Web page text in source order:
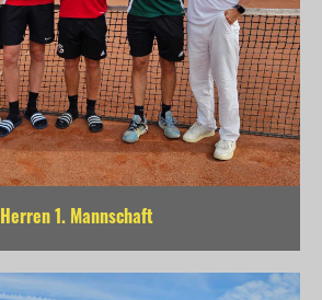
Herren 1. Mannschaft